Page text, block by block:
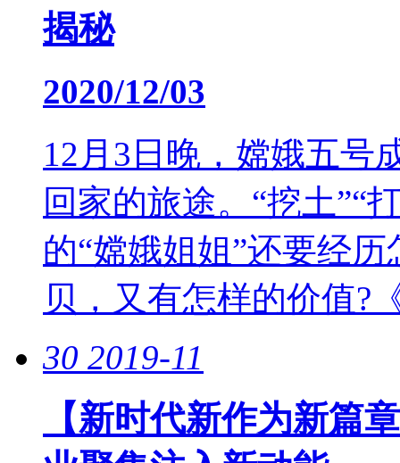
揭秘
2020/12/03
12月3日晚，嫦娥五号
回家的旅途。“挖土”“
的“嫦娥姐姐”还要经
贝，又有怎样的价值?
30 2019-11
【新时代新作为新篇